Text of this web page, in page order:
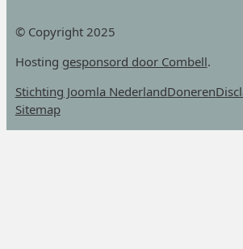
© Copyright 2025
Hosting gesponsord door Combell.
Stichting Joomla NederlandDoneren
Sitemap